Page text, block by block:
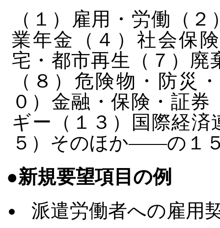
（１）雇用・労働（
業年金（４）社会保
宅・都市再生（７）廃
（８）危険物・防災
０）金融・保険・証
ギー（１３）国際経
５）そのほか――の１
●新規要望項目の例
派遣労働者への雇用